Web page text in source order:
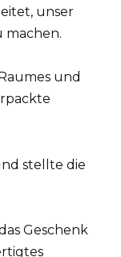
unser
machen.
und
stellte die
Geschenk